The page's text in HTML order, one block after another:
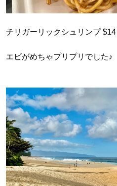
チリガーリックシュリンプ $14
エビがめちゃプリプリでした♪